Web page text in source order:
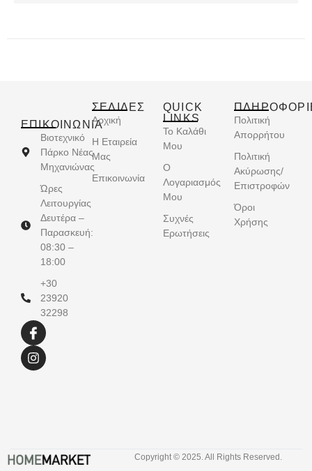
ΕΠΙΚΟΙΝΩΝΊΑ
Βιοτεχνικό
Πάρκο Νέας
Μηχανιώνας
Ώρες
Λειτουργίας
Δευτέρα –
Παρασκευή:
08:30 –
18:00
+30
23920
32298
ΣΕΛΙΔΕΣ
Αρχική
Η Εταιρεία
Μας
Επικοινωνία
QUICK
LINKS
Το Καλάθι
Μου
Ο
Λογαριασμός
Μου
Συχνές
Ερωτήσεις
Πολιτική
Απορρήτου
Πολιτική
Ακύρωσης/
Επιστροφών
Όροι
Χρήσης
Copyright © 2025. All Rights Reserved.